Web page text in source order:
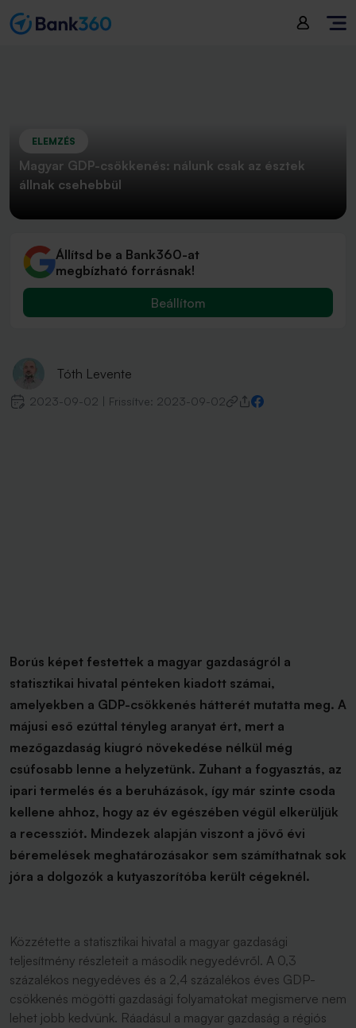
ELEMZÉS
Magyar GDP-csökkenés: nálunk csak az észtek
állnak csehebbül
Állítsd be a Bank360-at
megbízható forrásnak!
Beállítom
Tóth Levente
2023-09-02 Frissítve: 2023-09-02
Borús képet festettek a magyar gazdaságról a
statisztikai hivatal pénteken kiadott számai,
amelyekben a GDP-csökkenés hátterét mutatta meg. A
májusi eső ezúttal tényleg aranyat ért, mert a
mezőgazdaság kiugró növekedése nélkül még
csúfosabb lenne a helyzetünk. Zuhant a fogyasztás, az
ipari termelés és a beruházások, így már szinte csoda
kellene ahhoz, hogy az év egészében végül elkerüljük
a recessziót. Mindezek alapján viszont a jövő évi
béremelések meghatározásakor sem számíthatnak sok
jóra a dolgozók a kutyaszorítóba került cégeknél.
Közzétette a statisztikai hivatal a magyar gazdasági
teljesítmény részleteit a második negyedévről. A 0,3
százalékos negyedéves és a 2,4 százalékos éves GDP-
csökkenés mögötti gazdasági folyamatokat megismerve nem
lehet jobb kedvünk. Ráadásul a magyar gazdaság a régiós